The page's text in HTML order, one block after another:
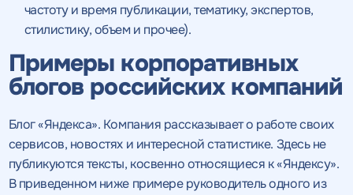
частоту и время публикации, тематику, экспертов,
стилистику, объем и прочее).
Примеры корпоративных
блогов российских компаний
Блог «Яндекса». Компания рассказывает о работе своих
сервисов, новостях и интересной статистике. Здесь не
публикуются тексты, косвенно относящиеся к «Яндексу».
В приведенном ниже примере руководитель одного из